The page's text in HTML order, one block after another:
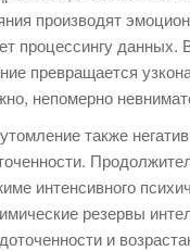
производят
процессингу данных.
превращается
непомерно
также
интенсивного
резервы
и